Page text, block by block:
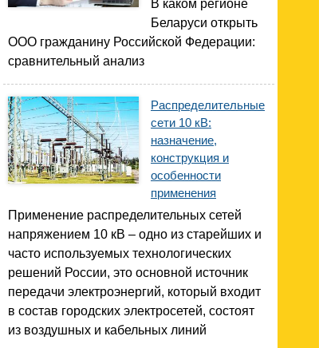
В каком регионе
Беларуси открыть
ООО гражданину Российской Федерации:
сравнительный анализ
Распределительные
сети 10 кВ:
назначение,
конструкция и
особенности
применения
Применение распределительных сетей
напряжением 10 кВ – одно из старейших и
часто используемых технологических
решений России, это основной источник
передачи электроэнергий, который входит
в состав городских электросетей, состоят
из воздушных и кабельных линий